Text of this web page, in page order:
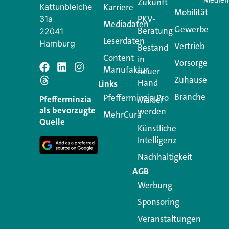
Schreiben
Ihre E-Mail-Adresse wird
Kommentar
Kattunbleiche
31a
22041
Hamburg
Pfefferminzia
als bevorzugte
Quelle
Karriere
Mediadaten
Leserdaten
Content
Manufaktur
Links
Pfefferminzia.Pro
MehrCura
PKV-
Beratung
Bestand
in
neuer
Hand
Makler
werden
Künstliche
Intelligenz
Nachhaltigkeit
AGB
Werbung
Sponsoring
Veranstaltungen
Mobilität
Gewerbe
Vertrieb
Vorsorge
Zuhause
Branche